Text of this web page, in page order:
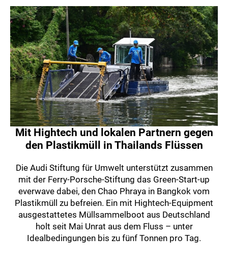
Mit Hightech und lokalen Partnern gegen
den Plastikmüll in Thailands Flüssen
Die Audi Stiftung für Umwelt unterstützt zusammen
mit der Ferry-Porsche-Stiftung das Green-Start-up
everwave dabei, den Chao Phraya in Bangkok vom
Plastikmüll zu befreien. Ein mit Hightech-Equipment
ausgestattetes Müllsammelboot aus Deutschland
holt seit Mai Unrat aus dem Fluss – unter
Idealbedingungen bis zu fünf Tonnen pro Tag.